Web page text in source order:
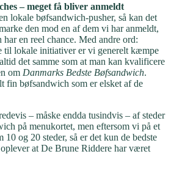
– meget få bliver anmeldt
lokale bøfsandwich-pusher, så kan det
den mod en af dem vi har anmeldt,
en reel chance. Med andre ord:
til lokale initiativer er vi generelt kæmpe
det samme som at man kan kvalificere
om Danmarks Bedste Bøfsandwich.
fin bøfsandwich som er elsket af de
– måske endda tusindvis – af steder
på menukortet, men eftersom vi på et
10 og 20 steder, så er det kun de bedste
at De Brune Riddere har været